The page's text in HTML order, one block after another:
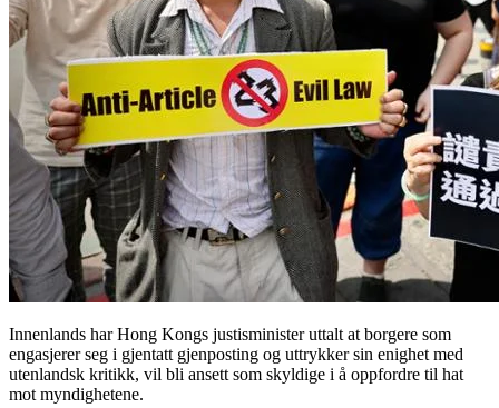
Innenlands har Hong Kongs justisminister uttalt at borgere som
engasjerer seg i gjentatt gjenposting og uttrykker sin enighet med
utenlandsk kritikk, vil bli ansett som skyldige i å oppfordre til hat
mot myndighetene.